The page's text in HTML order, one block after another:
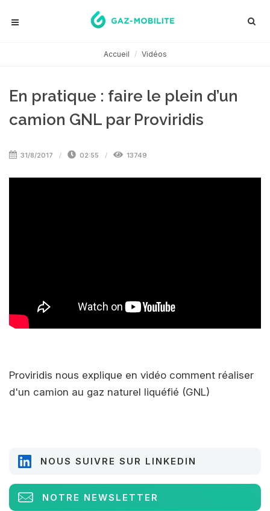
Accueil Vidéos
En pratique : faire le plein d’un
camion GNL par Proviridis
31/8/2017 02:55 13749
Proviridis nous explique en vidéo comment réaliser
d'un camion au gaz naturel liquéfié (GNL)
NOUS SUIVRE SUR LINKEDIN
NOTRE NEWSLETTER